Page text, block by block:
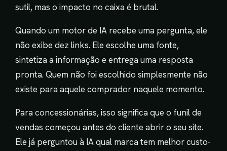
sutil, mas o impacto no caixa é brutal.
Quando um motor de IA recebe uma pergunta, ele
não exibe dez links. Ele escolhe uma fonte,
sintetiza a informação e entrega uma resposta
pronta. Quem não foi escolhido simplesmente não
existe para aquele comprador naquele momento.
Para concessionárias, isso significa que o funil de
vendas começou antes do cliente abrir o seu site.
Ele já perguntou à IA qual marca tem melhor custo-